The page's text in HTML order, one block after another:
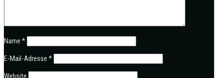
Name *
E-Mail-Adresse *
Website